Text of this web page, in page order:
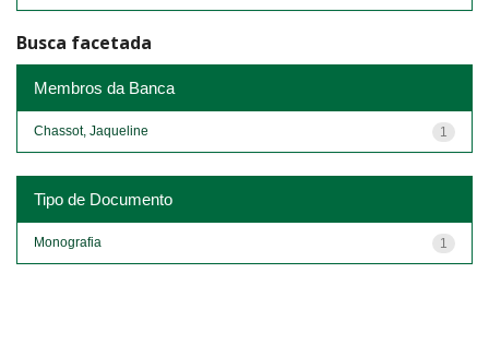
Busca facetada
Membros da Banca
1
Chassot, Jaqueline
Tipo de Documento
1
Monografia